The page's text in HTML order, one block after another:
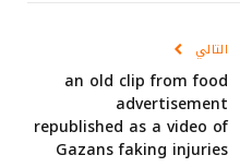
التالي
an old clip from food
advertisement
republished as a video of
Gazans faking injuries